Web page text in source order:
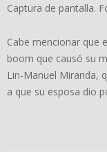
Captura de pantalla.
Cabe mencionar que
boom que causó su
Lin-Manuel Miranda,
a que su esposa dio